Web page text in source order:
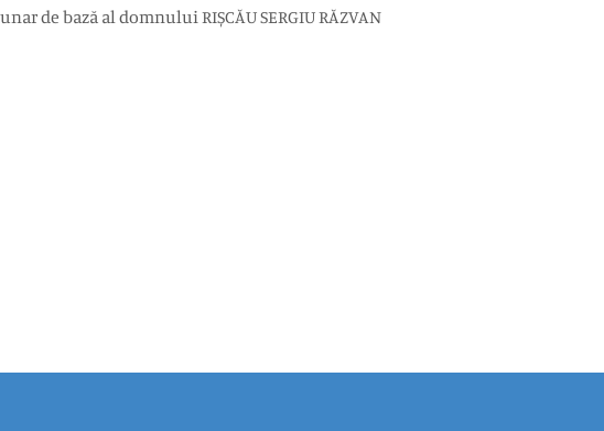
de bază al domnului RIȘCĂU SERGIU RĂZVAN